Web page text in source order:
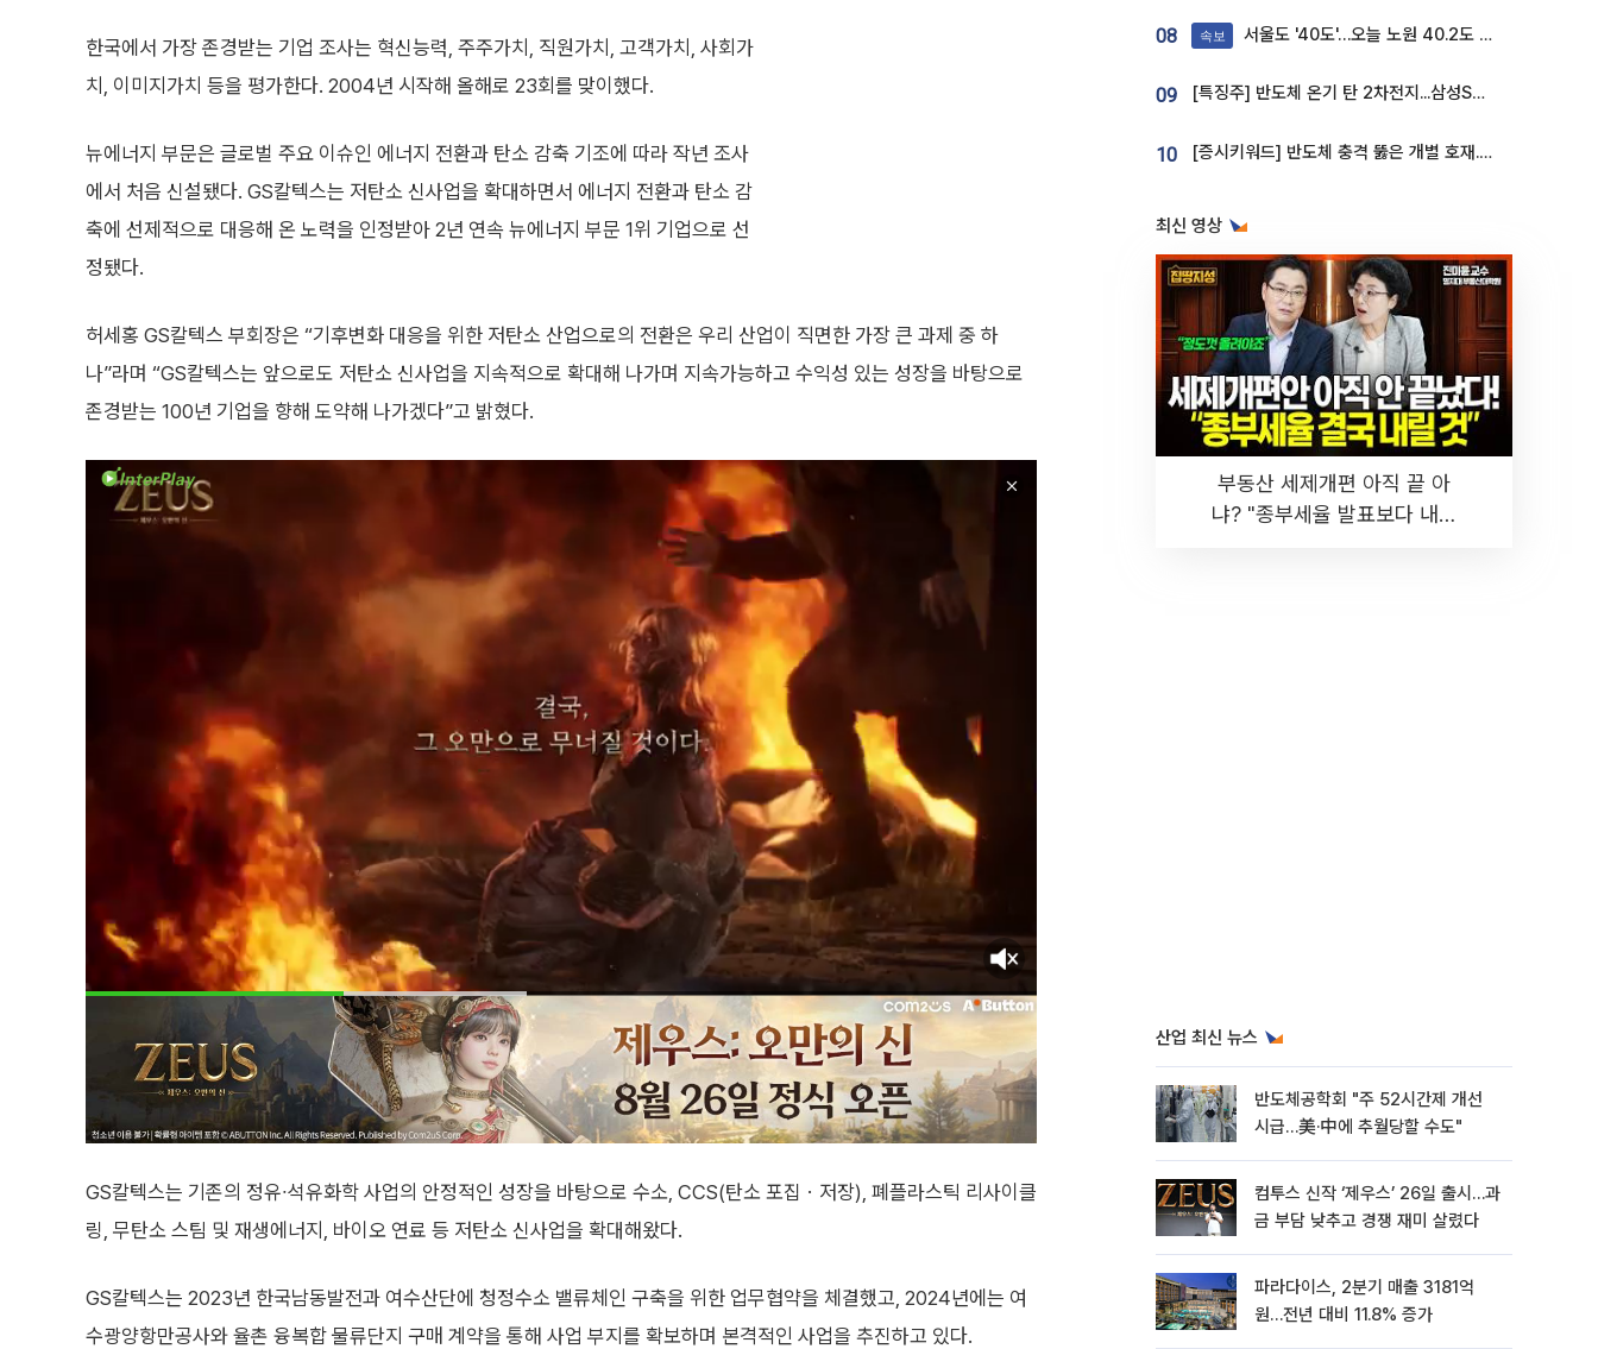
한국에서 가장 존경받는 기업 조사는 혁신능력, 주주가치, 직원가치, 고객가치, 사회가
치, 이미지가치 등을 평가한다. 2004년 시작해 올해로 23회를 맞이했다.
뉴에너지 부문은 글로벌 주요 이슈인 에너지 전환과 탄소 감축 기조에 따라 작년 조사
에서 처음 신설됐다. GS칼텍스는 저탄소 신사업을 확대하면서 에너지 전환과 탄소 감
축에 선제적으로 대응해 온 노력을 인정받아 2년 연속 뉴에너지 부문 1위 기업으로 선
정됐다.
허세홍 GS칼텍스 부회장은 “기후변화 대응을 위한 저탄소 산업으로의 전환은 우리 산업이 직면한 가장 큰 과제 중 하
나”라며 “GS칼텍스는 앞으로도 저탄소 신사업을 지속적으로 확대해 나가며 지속가능하고 수익성 있는 성장을 바탕으로
존경받는 100년 기업을 향해 도약해 나가겠다”고 밝혔다.
GS칼텍스는 기존의 정유∙석유화학 사업의 안정적인 성장을 바탕으로 수소, CCS(탄소 포집ㆍ저장), 폐플라스틱 리사이클
링, 무탄소 스팀 및 재생에너지, 바이오 연료 등 저탄소 신사업을 확대해왔다.
GS칼텍스는 2023년 한국남동발전과 여수산단에 청정수소 밸류체인 구축을 위한 업무협약을 체결했고, 2024년에는 여
수광양항만공사와 율촌 융복합 물류단지 구매 계약을 통해 사업 부지를 확보하며 본격적인 사업을 추진하고 있다.
08 속보 서울도 '40도'…오늘 노원 40.2도 기록
09 [특징주] 반도체 온기 탄 2차전지...삼성SDI, 장 초반 7% 넘게 껑충
10 [증시키워드] 반도체 충격 뚫은 개별 호재...포스코퓨처엠·에코프로·한화솔루션 '눈길'
최신 영상
부동산 세제개편 아직 끝 아
냐? "종부세율 발표보다 내릴
산업 최신 뉴스
반도체공학회 "주 52시간제 개선
시급…美·中에 추월당할 수도"
컴투스 신작 ‘제우스’ 26일 출시…과
금 부담 낮추고 경쟁 재미 살렸다
파라다이스, 2분기 매출 3181억
원…전년 대비 11.8% 증가